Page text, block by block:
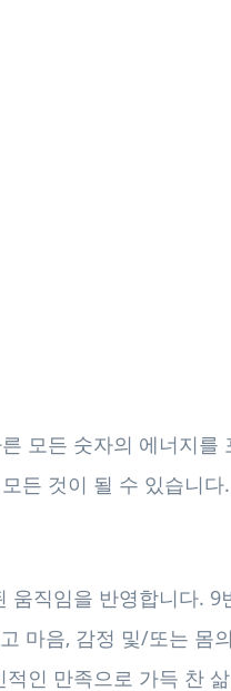
모든 숫자의 에너지를
든 것이 될 수 있습니다
움직임을 반영합니다. 9
마음, 감정 및/또는 몸
인 만족으로 가득 찬